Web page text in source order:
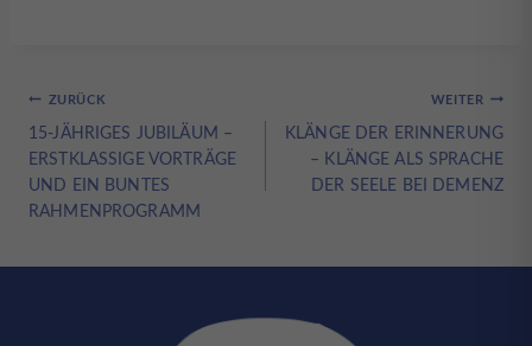
Beitragsnavigation
ZURÜCK
15-JÄHRIGES JUBILÄUM –
ERSTKLASSIGE VORTRÄGE
UND EIN BUNTES
RAHMENPROGRAMM
WEITER
KLÄNGE DER ERINNERUNG
– KLÄNGE ALS SPRACHE
DER SEELE BEI DEMENZ